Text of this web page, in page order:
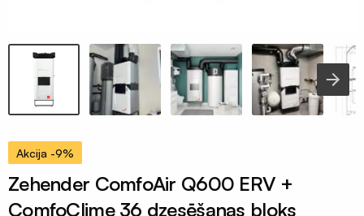
Akcija -9%
Zehender ComfoAir Q600 ERV +
ComfoClime 36 dzesēšanas bloks
plēves
120mik
Termorukuma
plēves
Polietilēna
pamatu
plēves
Silto